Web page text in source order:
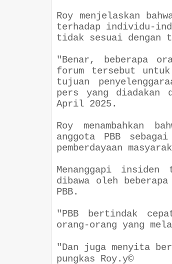
Roy menjelaskan
terhadap individu-
tidak sesuai dengan
"Benar, beberapa
forum tersebut untuk
tujuan
pers yang
April 2025.
Roy menambahkan
anggota PBB
pemberdayaan
Menanggapi insiden
dibawa oleh
PBB.
"PBB bertindak
orang-orang yang
"Dan juga menyita
pungkas Roy.y©